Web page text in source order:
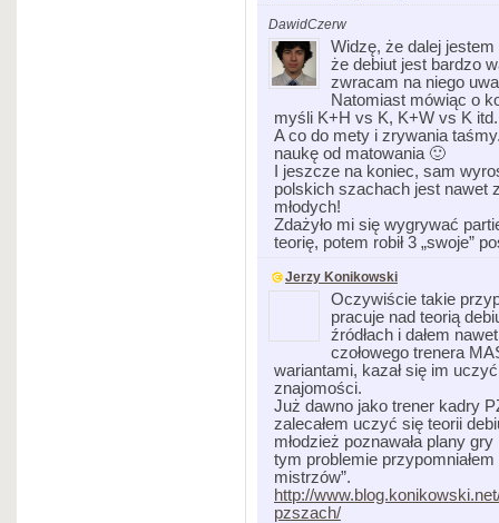
DawidCzerw
Widzę, że dalej
że debiut jest bardzo
zwracam na niego
Natomiast mówiąc o
myśli K+H vs K, K+W vs K itd.
A co do mety i zrywania
naukę od matowania 🙂
I jeszcze na koniec, sam
polskich szachach jest nawet
młodych!
Zdażyło mi się wygrywać
teorię, potem robił 3 „swoje”
Jerzy Konikowski
Oczywiście takie
pracuje nad teorią
źródłach i dałem
czołowego trenera
wariantami, kazał się im
znajomości.
Już dawno jako trener kadry
zalecałem uczyć się teorii
młodzież poznawała plany
tym problemie
mistrzów”.
http://
pzszach/